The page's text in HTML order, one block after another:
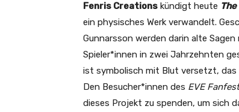
Fenris Creations kündigt heute
ein physisches Werk verwandelt.
Gunnarsson werden darin alte
Spieler*innen in zwei Jahrzehnten
ist symbolisch mit Blut versetzt, das
Den Besucher*innen des EVE
dieses Projekt zu spenden, um sich